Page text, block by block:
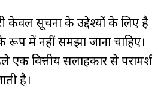
केवल सूचना के उद्देश्यों के लिए है
में नहीं समझा जाना चाहिए।
एक वित्तीय सलाहकार से परामर्श
है।